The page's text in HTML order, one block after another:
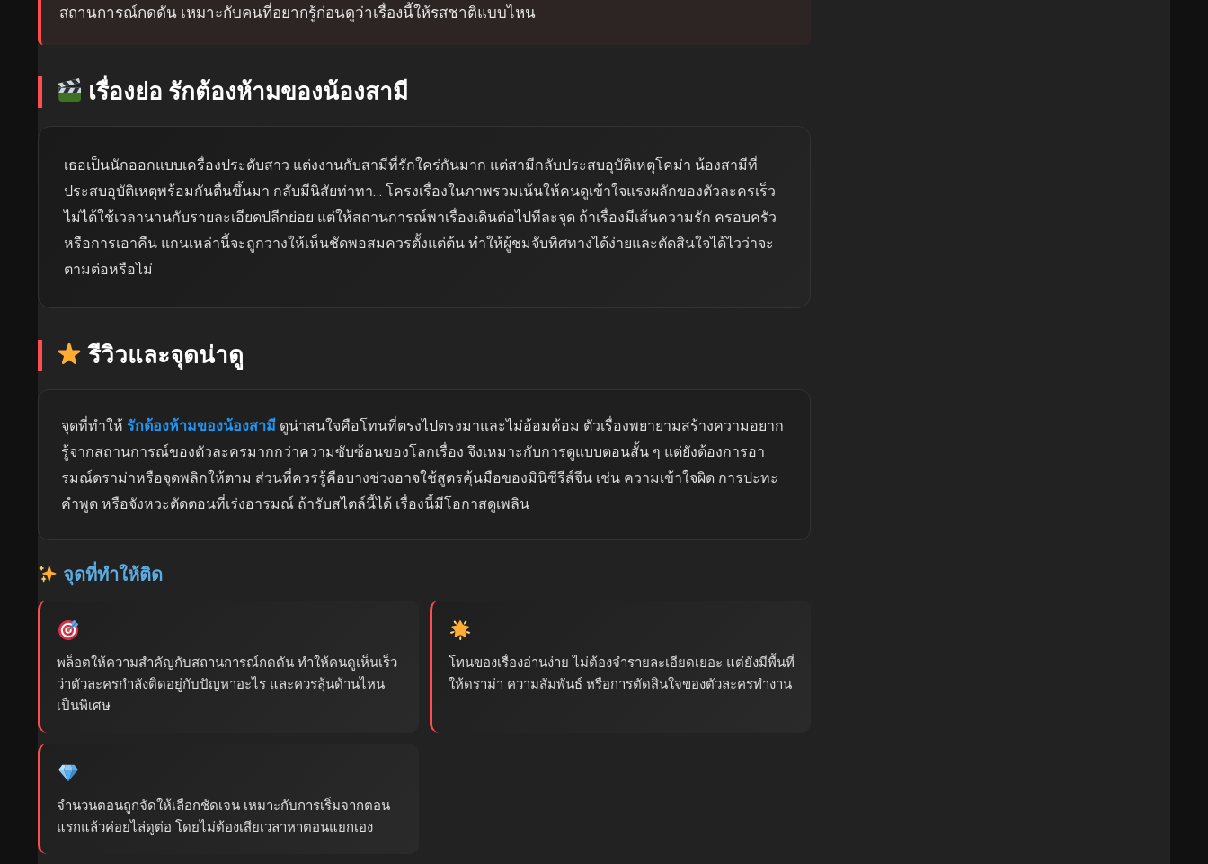
สถานการณ์กดดัน เหมาะกับคนที่อยากรู้ก่อนดูว่าเรื่องนี้ให้รสชาติแบบไหน
เรื่องย่อ รักต้องห้ามของน้องสามี
เธอเป็นนักออกแบบเครื่องประดับสาว แต่งงานกับสามีที่รักใคร่กันมาก แต่สามีกลับประสบอุบัติเหตุโคม่า น้องสามีที่
ประสบอุบัติเหตุพร้อมกันตื่นขึ้นมา กลับมีนิสัยท่าทา… โครงเรื่องในภาพรวมเน้นให้คนดูเข้าใจแรงผลักของตัวละครเร็ว
ไม่ได้ใช้เวลานานกับรายละเอียดปลีกย่อย แต่ให้สถานการณ์พาเรื่องเดินต่อไปทีละจุด ถ้าเรื่องมีเส้นความรัก ครอบครัว
หรือการเอาคืน แกนเหล่านี้จะถูกวางให้เห็นชัดพอสมควรตั้งแต่ต้น ทำให้ผู้ชมจับทิศทางได้ง่ายและตัดสินใจได้ไวว่าจะ
ตามต่อหรือไม่
รีวิวและจุดน่าดู
จุดที่ทำให้ รักต้องห้ามของน้องสามี ดูน่าสนใจคือโทนที่ตรงไปตรงมาและไม่อ้อมค้อม ตัวเรื่องพยายามสร้างความอยาก
รู้จากสถานการณ์ของตัวละครมากกว่าความซับซ้อนของโลกเรื่อง จึงเหมาะกับการดูแบบตอนสั้น ๆ แต่ยังต้องการอา
รมณ์ดราม่าหรือจุดพลิกให้ตาม ส่วนที่ควรรู้คือบางช่วงอาจใช้สูตรคุ้นมือของมินิซีรีส์จีน เช่น ความเข้าใจผิด การปะทะ
คำพูด หรือจังหวะตัดตอนที่เร่งอารมณ์ ถ้ารับสไตล์นี้ได้ เรื่องนี้มีโอกาสดูเพลิน
จุดที่ทำให้ติด
พล็อตให้ความสำคัญกับสถานการณ์กดดัน ทำให้คนดูเห็นเร็ว
ว่าตัวละครกำลังติดอยู่กับปัญหาอะไร และควรลุ้นด้านไหน
เป็นพิเศษ
โทนของเรื่องอ่านง่าย ไม่ต้องจำรายละเอียดเยอะ แต่ยังมีพื้นที่
ให้ดราม่า ความสัมพันธ์ หรือการตัดสินใจของตัวละครทำงาน
จำนวนตอนถูกจัดให้เลือกชัดเจน เหมาะกับการเริ่มจากตอน
แรกแล้วค่อยไล่ดูต่อ โดยไม่ต้องเสียเวลาหาตอนแยกเอง